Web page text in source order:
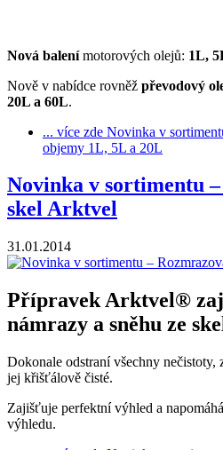
Nová balenímotorových olejů: 1L,
Nově v nabídce rovněž převodový
20L a 60L.
... více zde Novinka v
objemy 1L, 5L a 20L
Novinka v sortimentu
skel Arktvel
31.01.2014
Přípravek Arktvel®
námrazy a sněhu ze
Dokonale odstraní všechny nečistoty,
jej křišťálově čisté.
Zajišťuje perfektní výhled a
výhledu.